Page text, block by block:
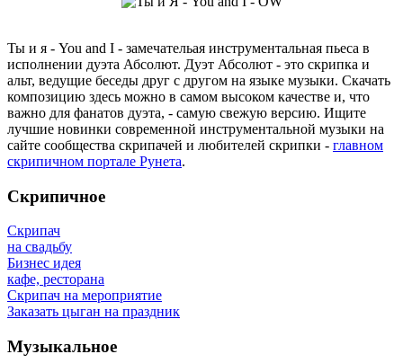
Ты и я - You and I - замечательая инструментальная пьеса в
исполнении дуэта Абсолют. Дуэт Абсолют - это скрипка и
альт, ведущие беседы друг с другом на языке музыки. Скачать
композицию здесь можно в самом высоком качестве и, что
важно для фанатов дуэта, - самую свежую версию. Ищите
лучшие новинки современной инструментальной музыки на
сайте сообщества скрипачей и любителей скрипки - главном
скрипичном портале Рунета.
Скрипичное
Скрипач
на свадьбу
Бизнес идея
кафе, ресторана
Скрипач на мероприятие
Заказать цыган на праздник
Музыкальное